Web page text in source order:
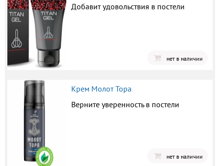
Добавит удовольствия в постели
нет в наличии
Крем Молот Тора
Верните уверенность в постели
нет в наличии